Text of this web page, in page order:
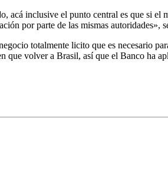
acá inclusive el punto central es que si
por parte de las mismas autoridades»,
totalmente licito que es necesario
que volver a Brasil, así que el Banco ha